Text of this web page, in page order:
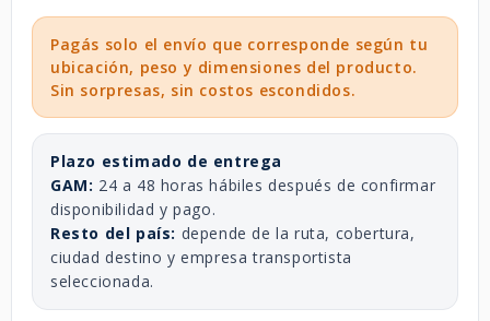
Pagás solo el envío que corresponde según tu
ubicación, peso y dimensiones del producto.
Sin sorpresas, sin costos escondidos.
Plazo estimado de entrega
GAM: 24 a 48 horas hábiles después de confirmar
disponibilidad y pago.
Resto del país: depende de la ruta, cobertura,
ciudad destino y empresa transportista
seleccionada.